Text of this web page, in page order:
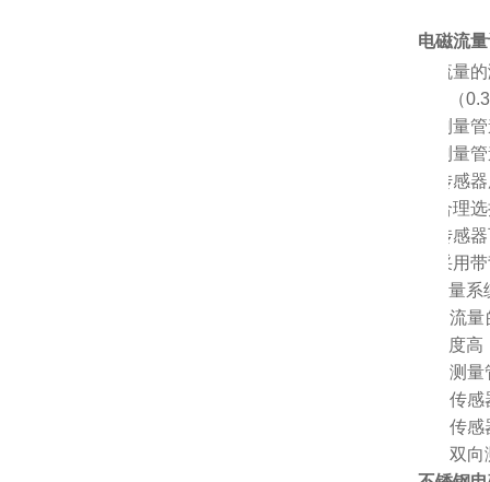
电磁流
流量
（
测量
测量
传感
合理
传感
采用
量系
流量
度高
测量
传感
传感
双向